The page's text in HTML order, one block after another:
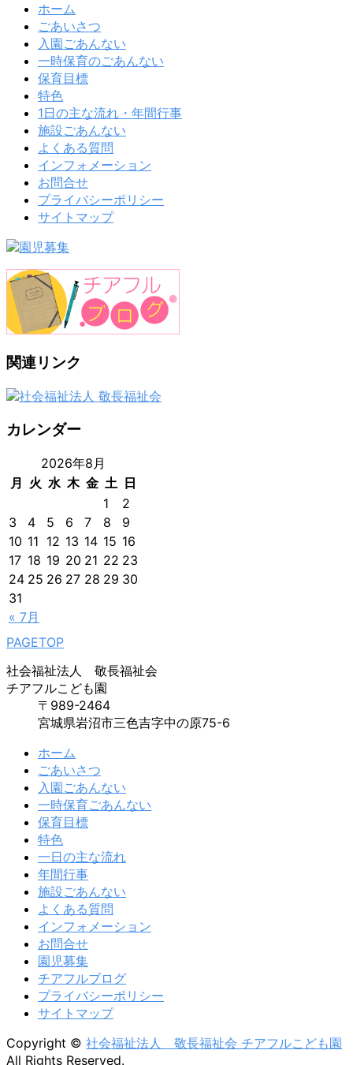
ホーム
ごあいさつ
入園ごあんない
一時保育のごあんない
保育目標
特色
1日の主な流れ・年間行事
施設ごあんない
よくある質問
インフォメーション
お問合せ
プライバシーポリシー
サイトマップ
関連リンク
カレンダー
2026年8月
月
火 水 木 金 土 日
« 7月
1
2
3
4 5 6 7 8
9
10 11 12 13 14 15 16
17 18 19 20 21 22 23
24 25 26 27 28 29 30
31
PAGETOP
社会福祉法人 敬長福祉会
チアフルこども園
〒989-2464
宮城県岩沼市三色吉字中の原75-6
ホーム
ごあいさつ
入園ごあんない
一時保育ごあんない
保育目標
特色
一日の主な流れ
年間行事
施設ごあんない
よくある質問
インフォメーション
お問合せ
園児募集
チアフルブログ
プライバシーポリシー
サイトマップ
Copyright © 社会福祉法人 敬長福祉会 チアフルこども園
All Rights Reserved.